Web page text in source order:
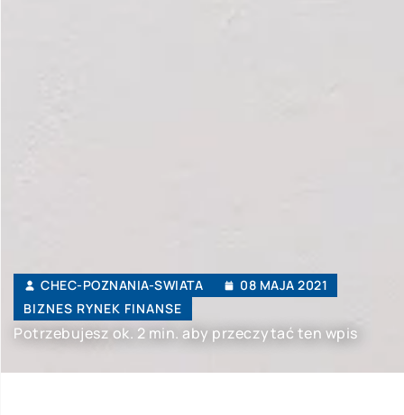
CHEC-POZNANIA-SWIATA
08 MAJA 2021
BIZNES RYNEK FINANSE
Potrzebujesz ok. 2 min. aby przeczytać ten wpis